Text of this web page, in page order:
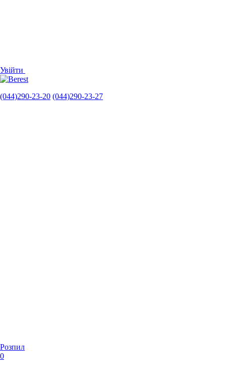
Увійти
(044)290-23-20 (044)290-23-27
Розпил
0